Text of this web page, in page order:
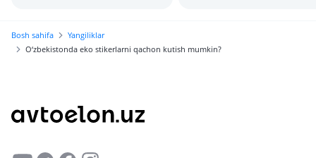
Bosh sahifa
Yangiliklar
O‘zbekistonda eko stikerlarni qachon kutish mumkin?